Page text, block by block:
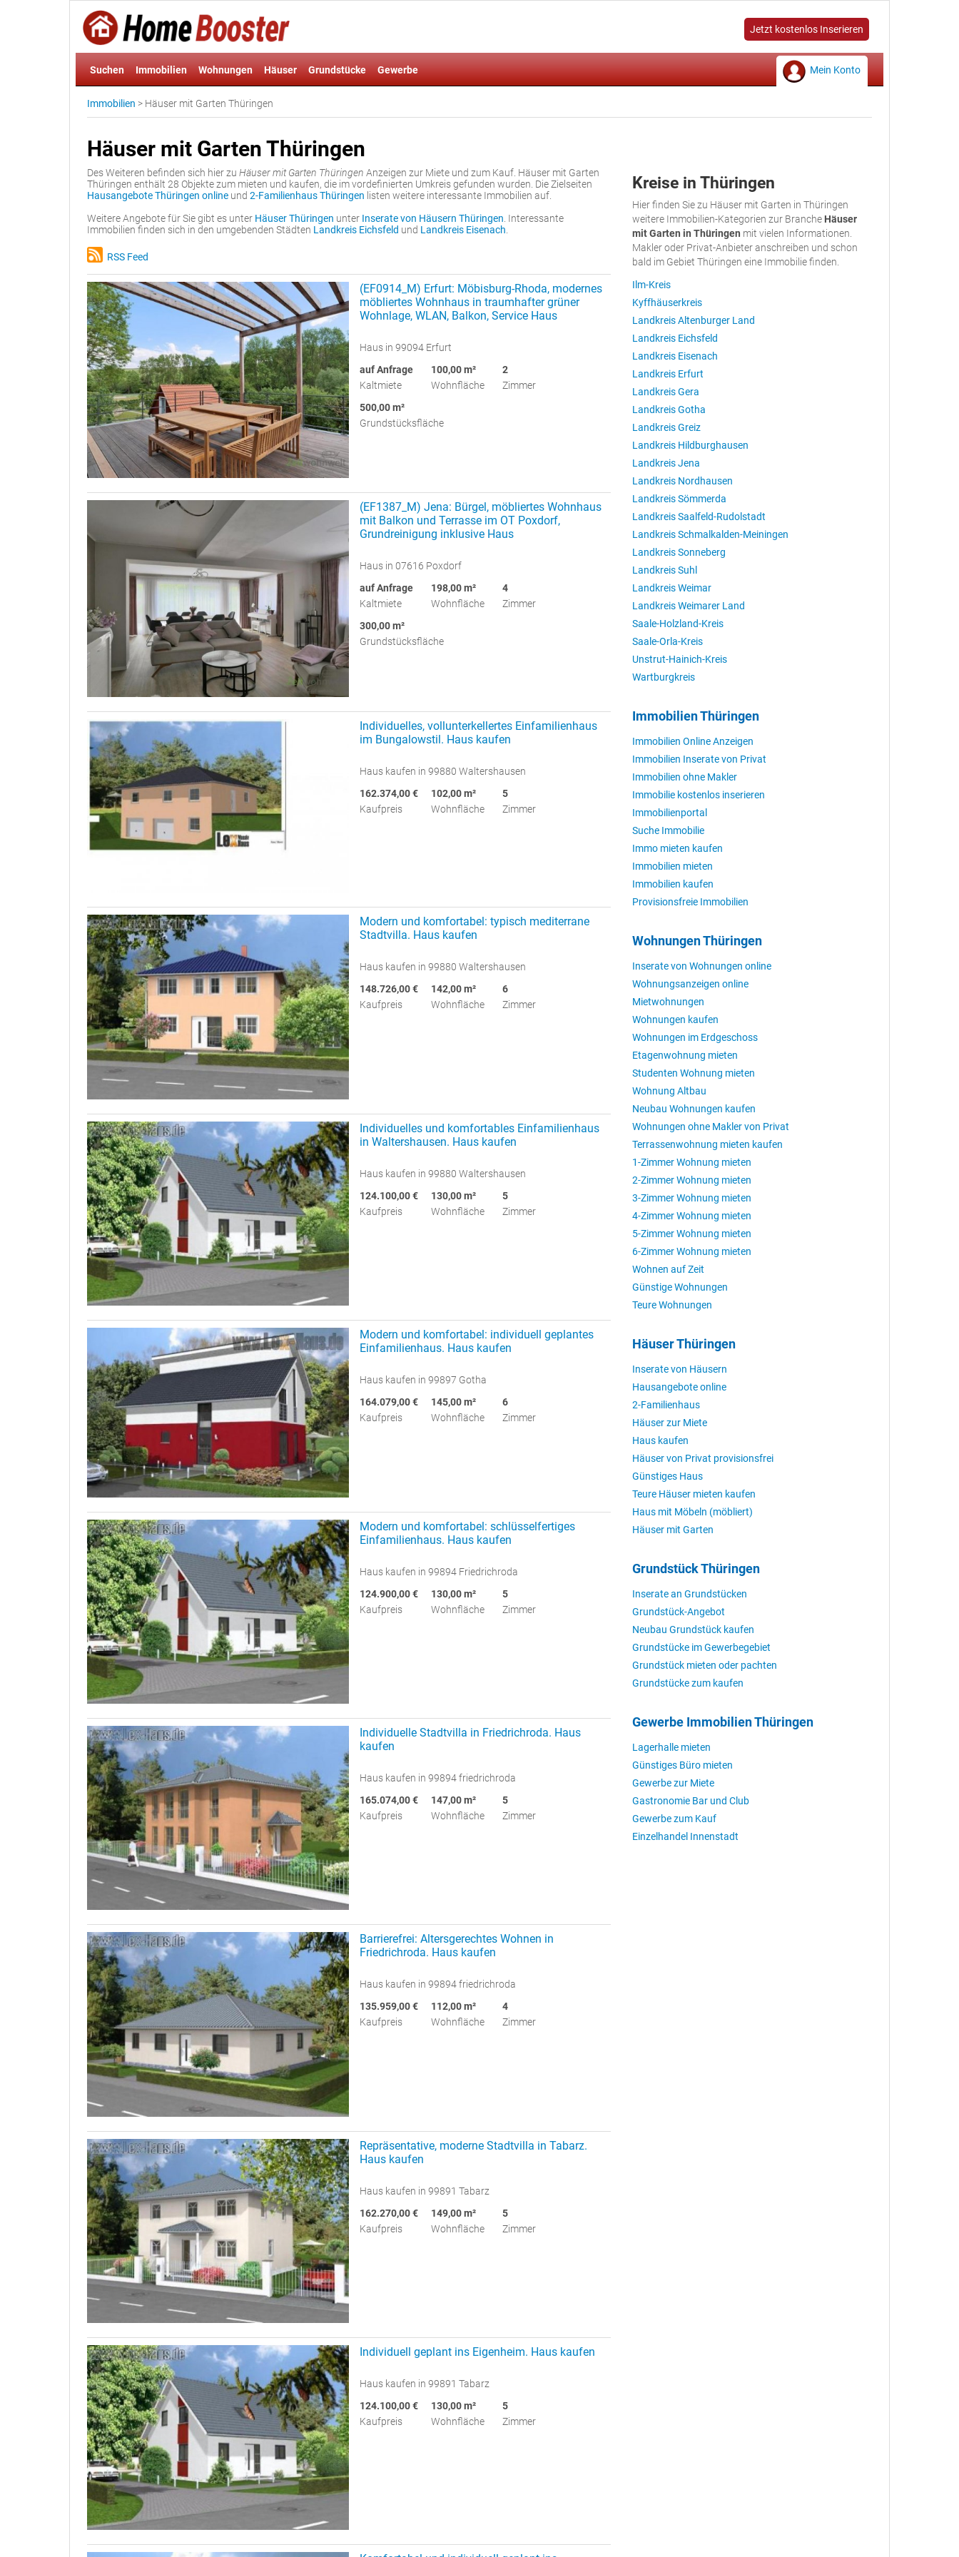
Jetzt kostenlos Inserieren
Suchen Immobilien Wohnungen Häuser Grundstücke Gewerbe Mein Konto
Immobilien > Häuser mit Garten Thüringen
Häuser mit Garten Thüringen
Des Weiteren befinden sich hier zu Häuser mit Garten Thüringen Anzeigen zur Miete und zum Kauf. Häuser mit Garten
Thüringen enthält 28 Objekte zum mieten und kaufen, die im vordefinierten Umkreis gefunden wurden. Die Zielseiten
Hausangebote Thüringen online und 2-Familienhaus Thüringen listen weitere interessante Immobilien auf.
Weitere Angebote für Sie gibt es unter Häuser Thüringen unter Inserate von Häusern Thüringen . Interessante
Immobilien finden sich in den umgebenden Städten Landkreis Eichsfeld und Landkreis Eisenach
RSS Feed
(EF0914_M) Erfurt: Möbisburg-Rhoda, modernes
möbliertes Wohnhaus in traumhafter grüner
Wohnlage, WLAN, Balkon, Service Haus
Haus in 99094 Erfurt
auf Anfrage
Kaltmiete
100,00 m²
Wohnfläche
2
Zimmer
500,00 m²
Grundstücksfläche
(EF1387_M) Jena: Bürgel, möbliertes Wohnhaus
mit Balkon und Terrasse im OT Poxdorf,
Grundreinigung inklusive Haus
Haus in 07616 Poxdorf
auf Anfrage
Kaltmiete
198,00 m²
Wohnfläche
4
Zimmer
300,00 m²
Grundstücksfläche
Individuelles, vollunterkellertes Einfamilienhaus
im Bungalowstil. Haus kaufen
Haus kaufen in 99880 Waltershausen
162.374,00 €
Kaufpreis
102,00 m²
Wohnfläche
5
Zimmer
Modern und komfortabel: typisch mediterrane
Stadtvilla. Haus kaufen
Haus kaufen in 99880 Waltershausen
148.726,00 €
Kaufpreis
142,00 m²
Wohnfläche
6
Zimmer
Individuelles und komfortables Einfamilienhaus
in Waltershausen. Haus kaufen
Haus kaufen in 99880 Waltershausen
124.100,00 €
Kaufpreis
130,00 m²
Wohnfläche
5
Zimmer
Modern und komfortabel: individuell geplantes
Einfamilienhaus. Haus kaufen
Haus kaufen in 99897 Gotha
164.079,00 €
Kaufpreis
145,00 m²
Wohnfläche
6
Zimmer
Modern und komfortabel: schlüsselfertiges
Einfamilienhaus. Haus kaufen
Haus kaufen in 99894 Friedrichroda
124.900,00 €
Kaufpreis
130,00 m²
Wohnfläche
5
Zimmer
Individuelle Stadtvilla in Friedrichroda. Haus
kaufen
Haus kaufen in 99894 friedrichroda
165.074,00 €
Kaufpreis
147,00 m²
Wohnfläche
5
Zimmer
Barrierefrei: Altersgerechtes Wohnen in
Friedrichroda. Haus kaufen
Haus kaufen in 99894 friedrichroda
135.959,00 €
Kaufpreis
112,00 m²
Wohnfläche
4
Zimmer
Repräsentative, moderne Stadtvilla in Tabarz.
Haus kaufen
Haus kaufen in 99891 Tabarz
162.270,00 €
Kaufpreis
149,00 m²
Wohnfläche
5
Zimmer
Individuell geplant ins Eigenheim. Haus kaufen
Haus kaufen in 99891 Tabarz
124.100,00 €
Kaufpreis
130,00 m²
Wohnfläche
5
Zimmer
Kreise in Thüringen
Hier finden Sie zu Häuser mit Garten in Thüringen
weitere Immobilien-Kategorien zur Branche Häuser
mit Garten in Thüringen mit vielen Informationen.
Makler oder Privat-Anbieter anschreiben und schon
bald im Gebiet Thüringen eine Immobilie finden.
Ilm-Kreis
Kyffhäuserkreis
Landkreis Altenburger Land
Landkreis Eichsfeld
Landkreis Eisenach
Landkreis Erfurt
Landkreis Gera
Landkreis Gotha
Landkreis Greiz
Landkreis Hildburghausen
Landkreis Jena
Landkreis Nordhausen
Landkreis Sömmerda
Landkreis Saalfeld-Rudolstadt
Landkreis Schmalkalden-Meiningen
Landkreis Sonneberg
Landkreis Suhl
Landkreis Weimar
Landkreis Weimarer Land
Saale-Holzland-Kreis
Saale-Orla-Kreis
Unstrut-Hainich-Kreis
Wartburgkreis
Immobilien Thüringen
Immobilien Online Anzeigen
Immobilien Inserate von Privat
Immobilien ohne Makler
Immobilie kostenlos inserieren
Immobilienportal
Suche Immobilie
Immo mieten kaufen
Immobilien mieten
Immobilien kaufen
Provisionsfreie Immobilien
Wohnungen Thüringen
Inserate von Wohnungen online
Wohnungsanzeigen online
Mietwohnungen
Wohnungen kaufen
Wohnungen im Erdgeschoss
Etagenwohnung mieten
Studenten Wohnung mieten
Wohnung Altbau
Neubau Wohnungen kaufen
Wohnungen ohne Makler von Privat
Terrassenwohnung mieten kaufen
1-Zimmer Wohnung mieten
2-Zimmer Wohnung mieten
3-Zimmer Wohnung mieten
4-Zimmer Wohnung mieten
5-Zimmer Wohnung mieten
6-Zimmer Wohnung mieten
Wohnen auf Zeit
Günstige Wohnungen
Teure Wohnungen
Häuser Thüringen
Inserate von Häusern
Hausangebote online
2-Familienhaus
Häuser zur Miete
Haus kaufen
Häuser von Privat provisionsfrei
Günstiges Haus
Teure Häuser mieten kaufen
Haus mit Möbeln (möbliert)
Häuser mit Garten
Grundstück Thüringen
Inserate an Grundstücken
Grundstück-Angebot
Neubau Grundstück kaufen
Grundstücke im Gewerbegebiet
Grundstück mieten oder pachten
Grundstücke zum kaufen
Gewerbe Immobilien Thüringen
Lagerhalle mieten
Günstiges Büro mieten
Gewerbe zur Miete
Gastronomie Bar und Club
Gewerbe zum Kauf
Einzelhandel Innenstadt